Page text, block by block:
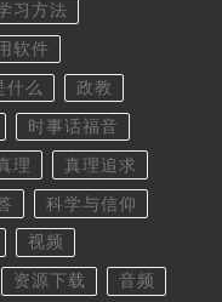
习方法
软件
什么 政教
时事话福音
理 真理追求
科学与信仰
视频
资源下载 音频